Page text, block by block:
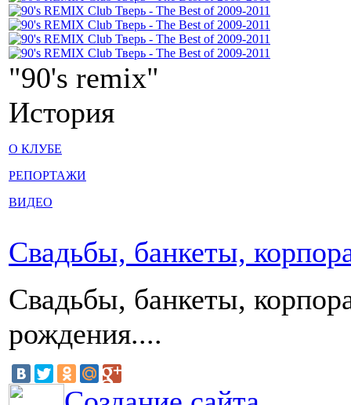
"90's remix"
История
О КЛУБЕ
РЕПОРТАЖИ
ВИДЕО
Свадьбы, банкеты,
Свадьбы, банкеты,
рождения....